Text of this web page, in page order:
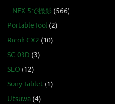
NEX-5で撮影 (566)
PortableTool (2)
Ricoh CX2 (10)
SC-03D (3)
SEO (12)
Sony Tablet (1)
Utsuwa (4)